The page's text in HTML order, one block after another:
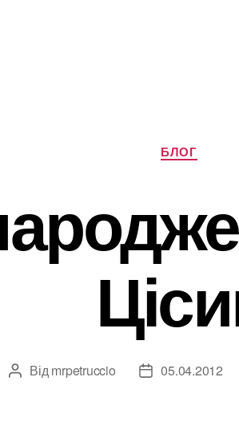
Категорії
БЛОГ
Автор
Від mrpetruccio
Дата05.04.2012